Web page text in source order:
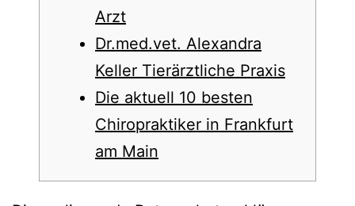
Arzt
Dr.med.vet. Alexandra
Keller Tierärztliche Praxis
Die aktuell 10 besten
Chiropraktiker in Frankfurt
am Main